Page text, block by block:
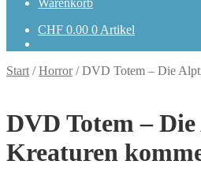
Warenkorb
CHF 0.00 0 Artikel
Start /Horror/DVD Totem – Die
DVD Totem –
Kreaturen